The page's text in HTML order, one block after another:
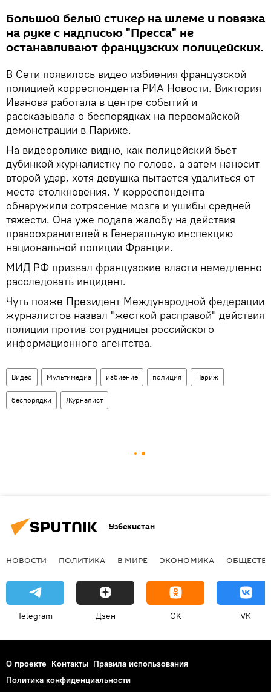
Большой белый стикер на шлеме и повязка
на руке с надписью "Пресса" не
останавливают французских полицейских.
В Сети появилось видео избиения французской
полицией корреспондента РИА Новости. Виктория
Иванова работала в центре событий и
рассказывала о беспорядках на первомайской
демонстрации в Париже.
На видеоролике видно, как полицейский бьет
дубинкой журналистку по голове, а затем наносит
второй удар, хотя девушка пытается удалиться от
места столкновения. У корреспондента
обнаружили сотрясение мозга и ушибы средней
тяжести. Она уже подала жалобу на действия
правоохранителей в Генеральную инспекцию
национальной полиции Франции.
МИД РФ призвал французские власти немедленно
расследовать инцидент.
Чуть позже Президент Международной федерации
журналистов назвал "жесткой расправой" действия
полиции против сотрудницы российского
информационного агентства.
Видео Мультимедиа избиение полиция Париж
беспорядки Журналист
Узбекистан
НОВОСТИ ПОЛИТИКА В МИРЕ ЭКОНОМИКА
Telegram Дзен OK VK
О проекте Контакты Правила использования
Политика конфиденциальности